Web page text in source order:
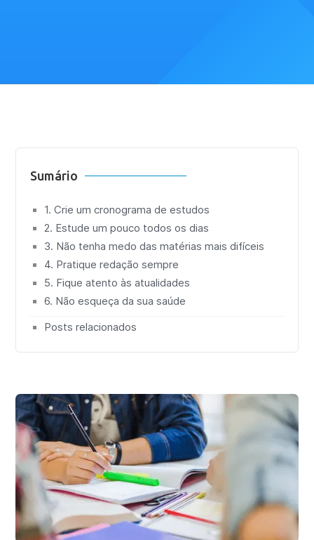
Sumário
1. Crie um cronograma de estudos
2. Estude um pouco todos os dias
3. Não tenha medo das matérias mais difíceis
4. Pratique redação sempre
5. Fique atento às atualidades
6. Não esqueça da sua saúde
Posts relacionados